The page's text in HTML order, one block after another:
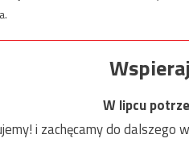
W lipcu
i zachęcamy do dalszego